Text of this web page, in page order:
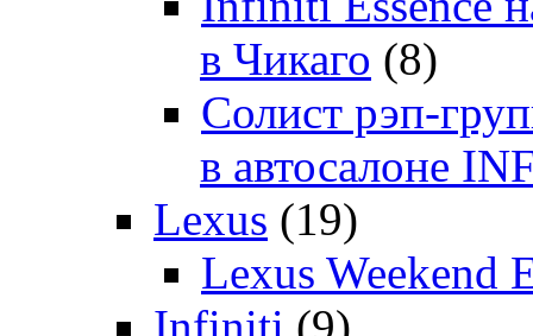
в Чикаго (8)
Солист рэп-
в автосалоне
Lexus (19)
Lexus Weekend